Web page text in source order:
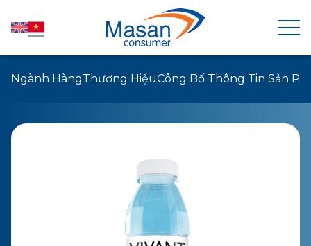
QUAN HỆ CỔ ĐÔNG
Ngành HàngThương HiệuCông Bố Thông Tin Sản